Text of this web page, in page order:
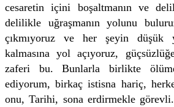
cesaretin içini boşaltmanın ve
delilikle uğraşmanın yolunu
çıkmıyoruz ve her şeyin düşük
kalmasına yol açıyoruz,
zaferi bu. Bunlarla birlikte
ediyorum, birkaç istisna hariç,
onu, Tarihi, sona erdirmekle